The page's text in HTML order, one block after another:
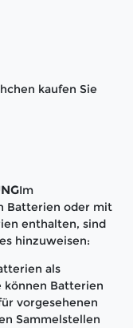
kaufen Sie
Im
Batterien oder mit
enthalten, sind
hinzuweisen:
als
können Batterien
vorgesehenen
Sammelstellen